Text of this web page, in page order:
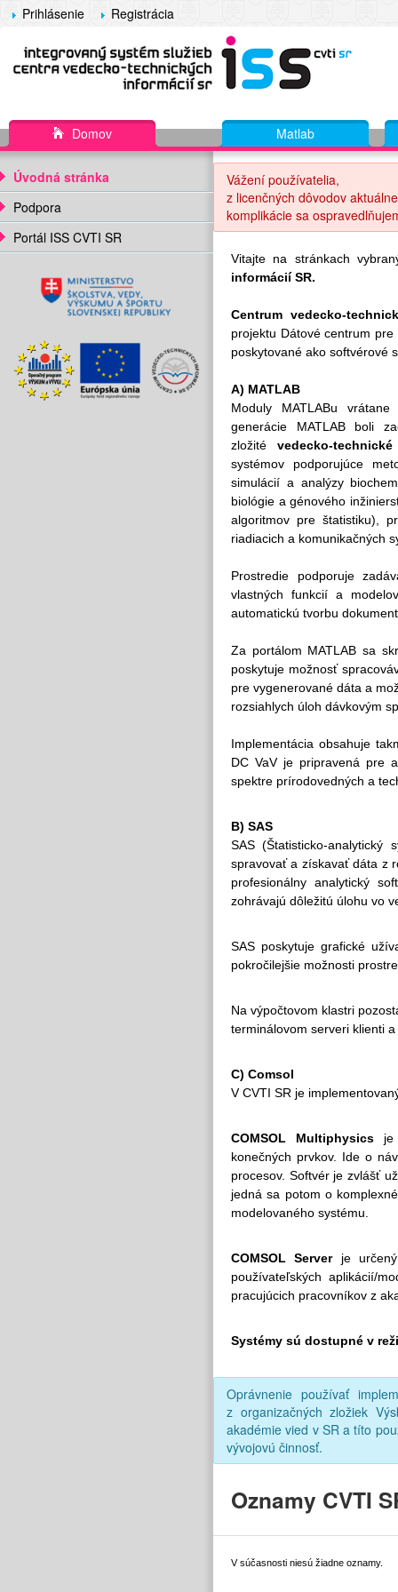
Prihlásenie Registrácia
Domov Matlab
Úvodná stránka
Podpora
Portál ISS CVTI SR
Vážení používatelia,
z licenčných dôvodov
komplikácie sa
Vitajte na stránkach
informácií SR.
Centrum vedecko-
projektu Dátové centrum
poskytované ako softvérové
A) MATLAB
Moduly MATLABu
generácie MATLAB boli
zložité vedecko-
systémov podporujúce
simulácií a analýzy
biológie a génového
algoritmov pre štatistiku),
riadiacich a komunikačných
Prostredie podporuje
vlastných funkcií a
automatickú tvorbu
Za portálom MATLAB sa
poskytuje možnosť
pre vygenerované dáta a
rozsiahlych úloh dávkovým
Implementácia obsahuje
DC VaV je pripravená pre
spektre prírodovedných a
B) SAS
SAS (Štatisticko-
spravovať a získavať dáta z
profesionálny analytický
zohrávajú dôležitú úlohu vo
SAS poskytuje grafické
pokročilejšie možnosti
Na výpočtovom klastri
terminálovom serveri klienti
C) Comsol
V CVTI SR je
COMSOL Multiphysicsje
konečných prvkov. Ide o
procesov. Softvér je zvlášť
jedná sa potom o
modelovaného systému.
COMSOL Server je
používateľských aplikácií/
pracujúcich pracovníkov z
Systémy sú dostupné v
Oprávnenie používať
z organizačných zložiek
akadémie vied v SR a títo
vývojovú činnosť.
Oznamy CVTI
V súčasnosti niesú žiadne oznamy.